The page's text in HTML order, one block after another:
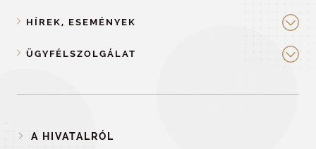
HÍREK, ESEMÉNYEK
ÜGYFÉLSZOLGÁLAT
A HIVATALRÓL